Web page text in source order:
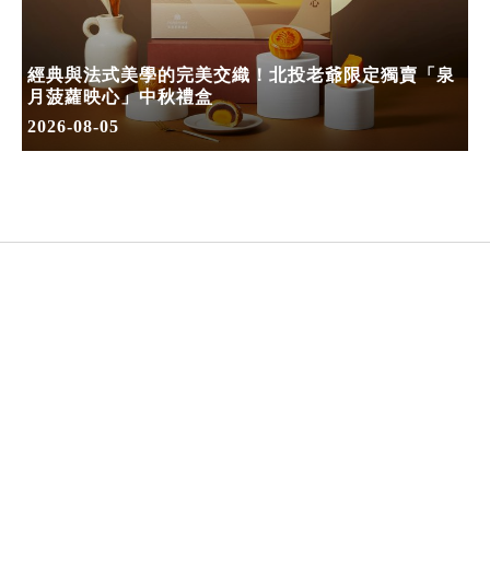
經典與法式美學的完美交織！北投老爺限定獨賣「泉
月菠蘿映心」中秋禮盒
2026-08-05